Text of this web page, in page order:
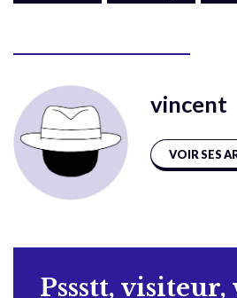
vincent
VOIR SES
Pssstt, visiteur,